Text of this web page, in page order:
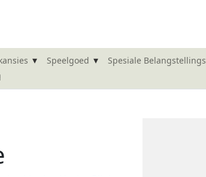
▾ Speelgoed ▾ Spesiale Belangstellings